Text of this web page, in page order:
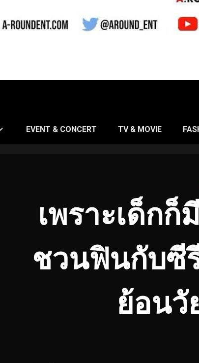
EVENT & CONCERT TV & MOVIE
เพราะเด็กก็
ชวนฟินกับซี
ย้อนวั